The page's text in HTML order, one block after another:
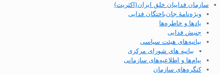
سازمان فداییان خلق ایران(اکثریت)
ویژه‌نامهٔ جان‌باختگان فدایی
یادها و خاطره‌ها
جنبش فدایی
بیانیه‌های هیئت سیاسی
بیانیه های شورای مرکزی
پیام‌ها و اطلاعیه‌های سازمانی
کنگره‌های سازمان